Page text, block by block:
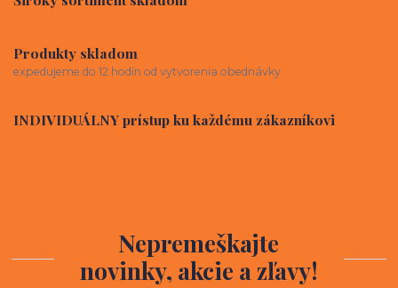
Produkty skladom
expedujeme do 12 hodín od vytvorenia obednávky
INDIVIDUÁLNY prístup ku každému zákazníkovi
Nepremeškajte
novinky, akcie a zľavy!